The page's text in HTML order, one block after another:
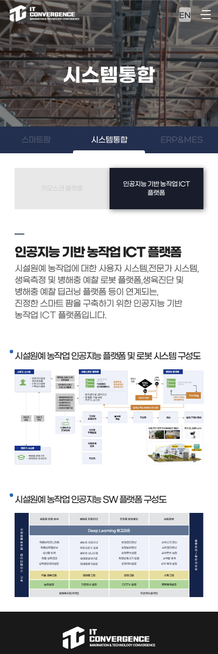
EN
시스템통합
스마트팜 시스템통합 ERP&MES
인공지능 기반 농작업 ICT
플랫폼
인공지능 기반 농작업 ICT 플랫폼
시설원예 농작업에 대한 사용자 시스템,전문가 시스템,
생육측정 및 병해충 예찰 로봇 플랫폼,생육진단 및
병해충 예찰 딥러닝 플랫폼 등이 연계되는,
진정한 스마트 팜을 구축하기 위한 인공지능 기반
농작업 ICT 플랫폼입니다.
시설원예 농작업 인공지능 플랫폼 및 로봇 시스템 구성도
시설원예 농작업 인공지능 SW 플랫폼 구성도